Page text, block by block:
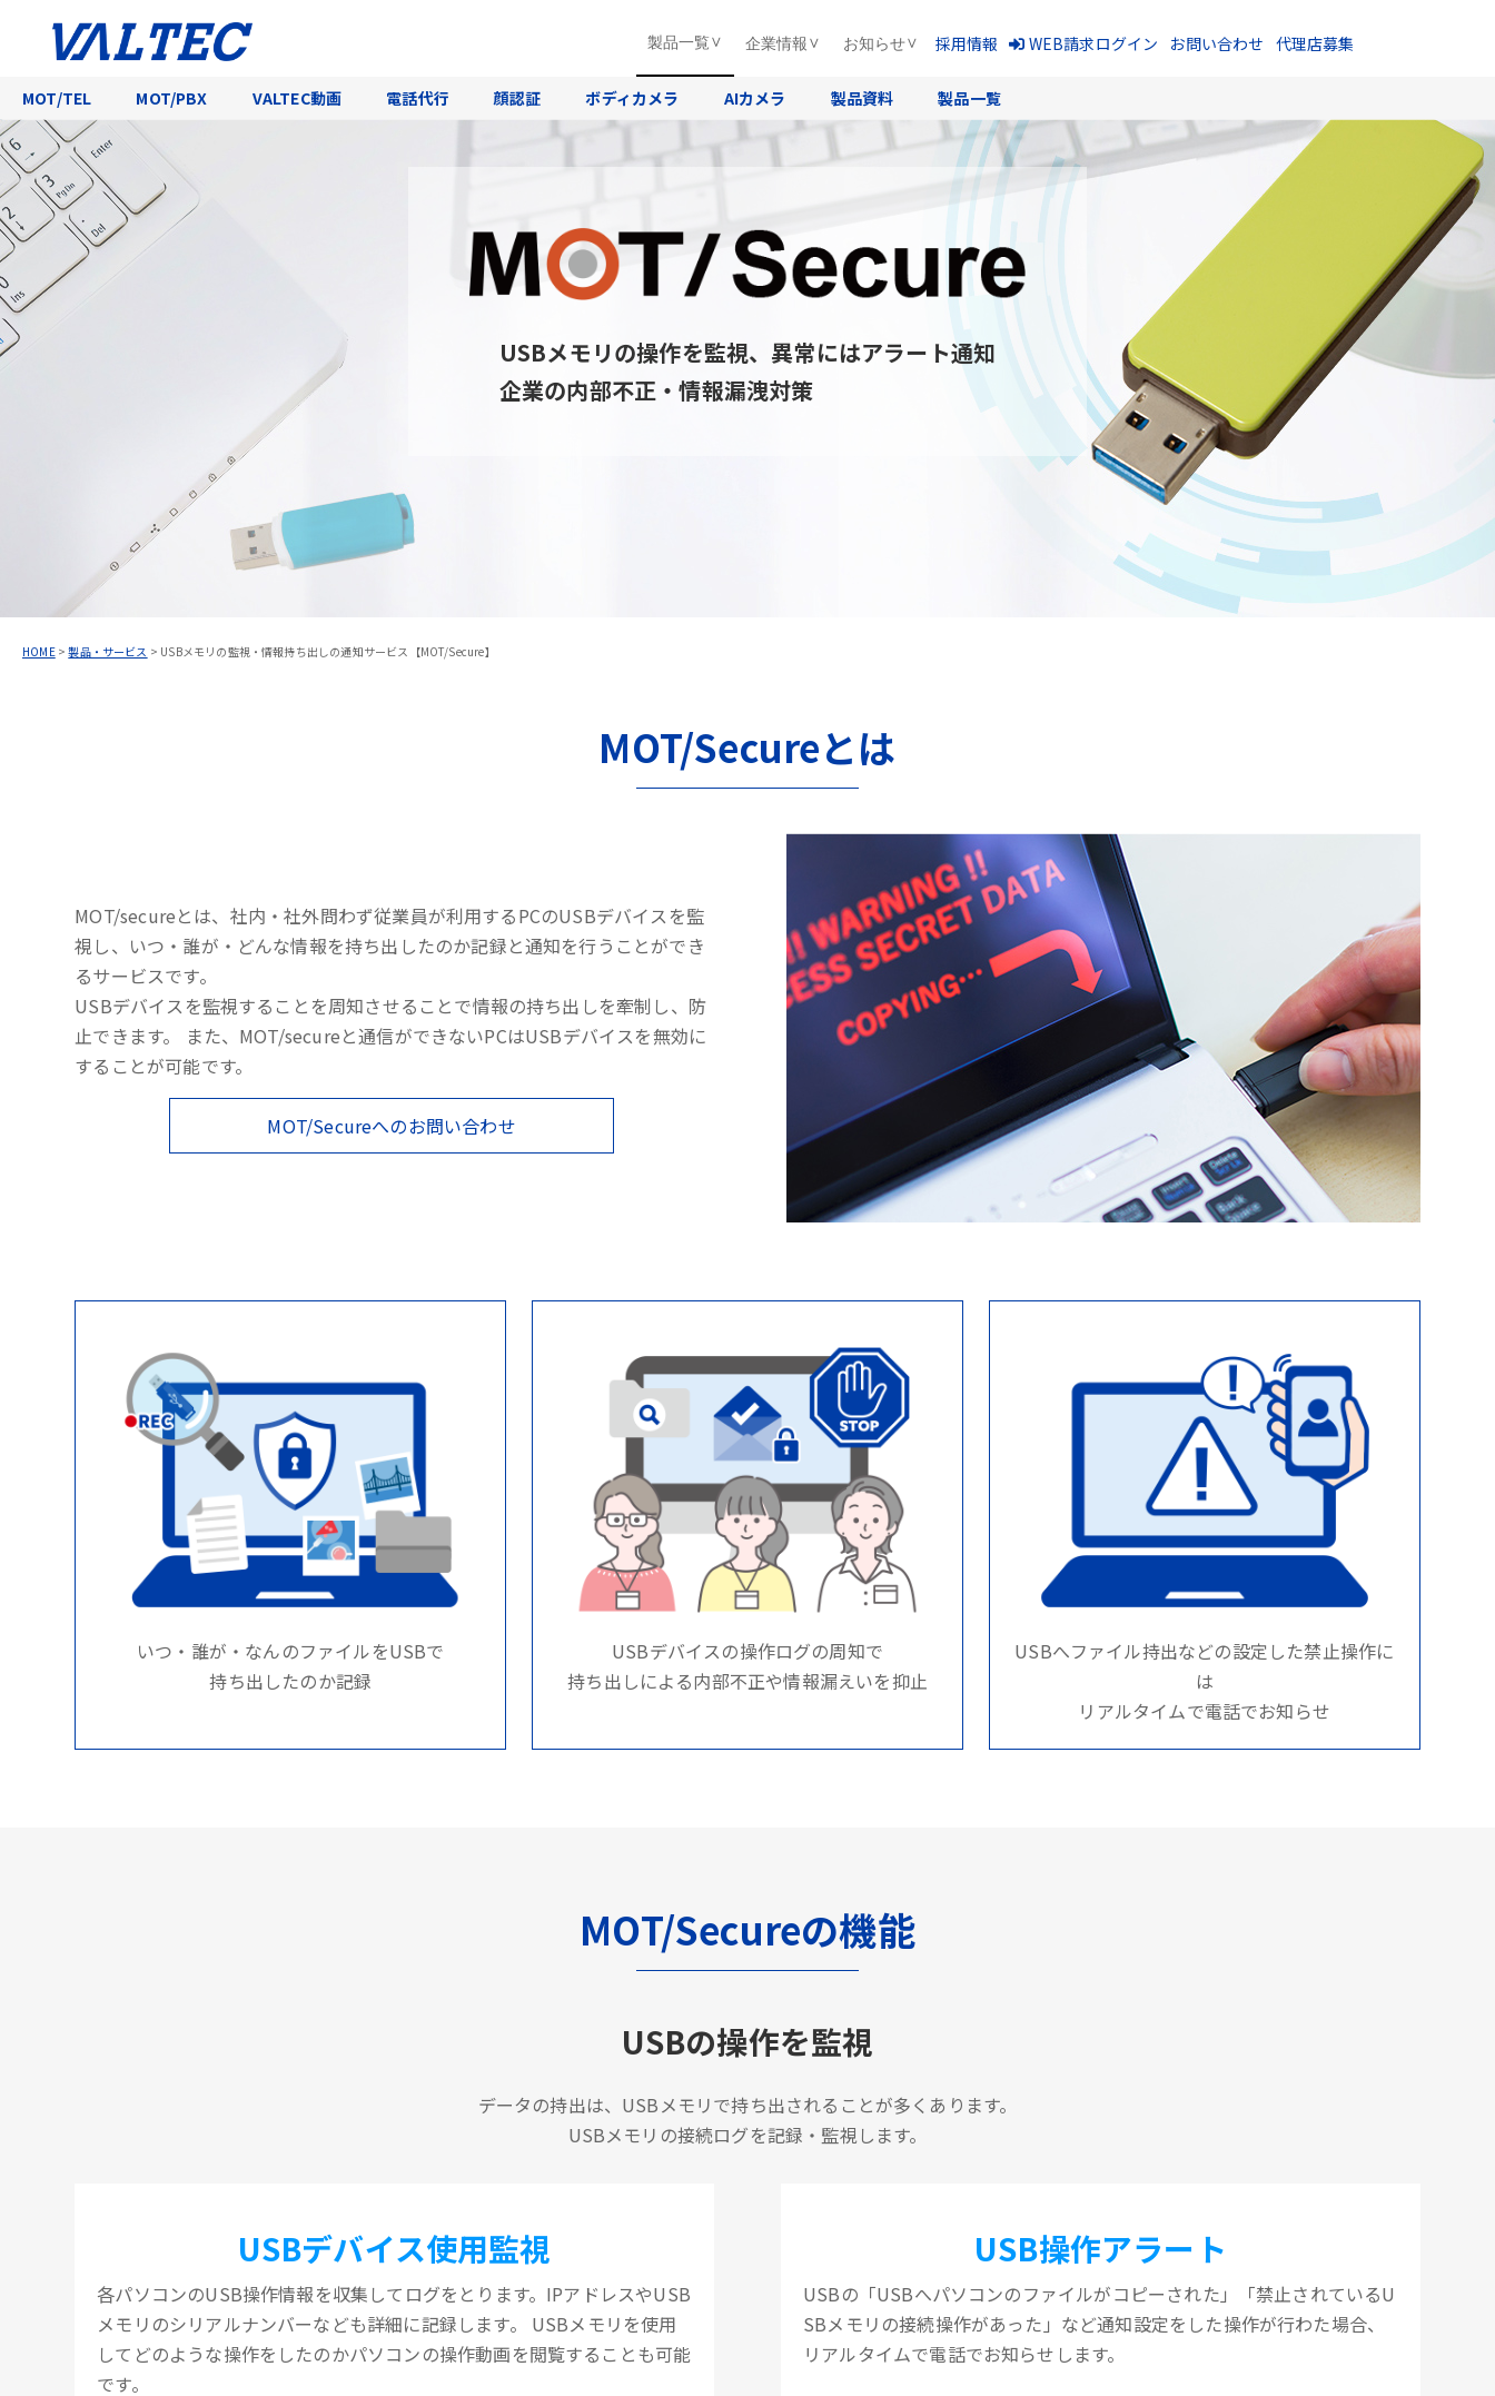
製品一覧
MOT/TEL MOT/PBX VALTEC動画 電話代行 顔認証 ボディカメラ AIカメラ 製品資料 製品一覧
企業情報 お知らせ 採用情報 WEB請求ログイン お問い合わせ 代理店募集
HOME>製品・サービス > USBメモリの監視・情報持ち出しの通知サービス【MOT/Secure】
USBメモリの操作を監視、異常にはアラート通知
企業の内部不正・情報漏洩対策
MOT/Secureとは
MOT/secureとは、社内・社外問わず従業員が利用するPCのUSBデバイスを監
視し、いつ・誰が・どんな情報を持ち出したのか記録と通知を行うことができ
るサービスです。
USBデバイスを監視することを周知させることで情報の持ち出しを牽制し、防
止できます。 また、MOT/secureと通信ができないPCはUSBデバイスを無効に
することが可能です。
MOT/Secureへのお問い合わせ
いつ・誰が・なんのファイルをUSBで
持ち出したのか記録
USBデバイスの操作ログの周知で
持ち出しによる内部不正や情報漏えいを抑止
USBへファイル持出などの設定した禁止操作に
は
リアルタイムで電話でお知らせ
MOT/Secureの機能
USBの操作を監視
データの持出は、USBメモリで持ち出されることが多くあります。
USBメモリの接続ログを記録・監視します。
USBデバイス使用監視
各パソコンのUSB操作情報を収集してログをとります。IPアドレスやUSB
メモリのシリアルナンバーなども詳細に記録します。 USBメモリを使用
してどのような操作をしたのかパソコンの操作動画を閲覧することも可能
です。
USB操作アラート
USBの「USBへパソコンのファイルがコピーされた」「禁止されているU
SBメモリの接続操作があった」など通知設定をした操作が行わた場合、
リアルタイムで電話でお知らせします。